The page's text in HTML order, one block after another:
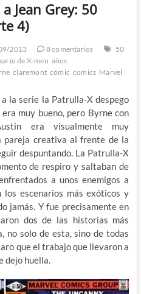
Jean Grey: 50
4)
2013 8 comentarios
50
de X-men años
claremont cómic comics Marvel
la serie la Patrulla-X despego
muy bueno, pero Byrne con
era visualmente muy
pareja creativa al frente de la
despuntando. La Patrulla-X
de respiro y saltaban de
a unos enemigos a
los escenarios más exóticos y
jamás. Y fue precisamente en
dos de las historias más
no solo de esta, sino de todas
que el trabajo que llevaron a
dejo huella.